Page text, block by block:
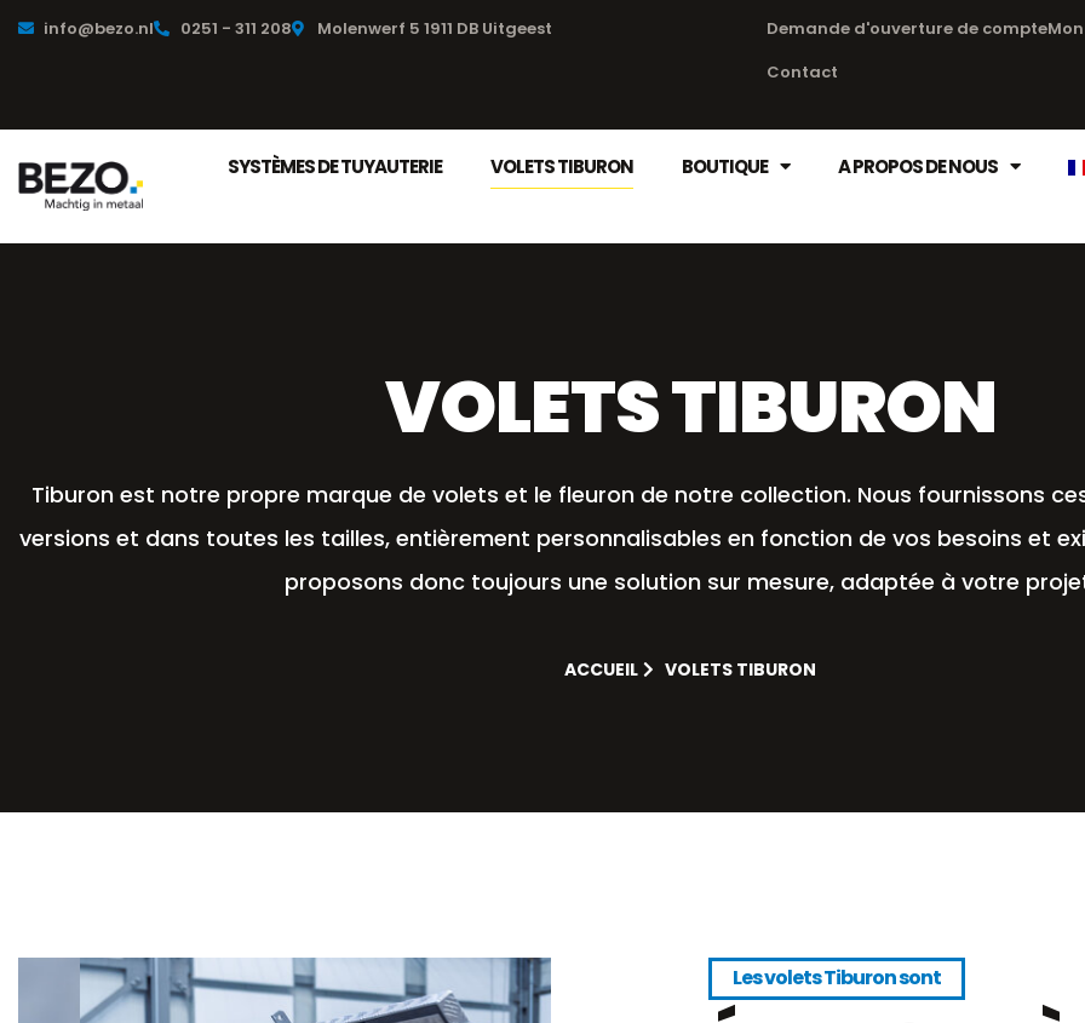
info@bezo.nl 0251 - 311 208 Molenwerf 5 1911 DB Uitgeest Demande d'ouverture de compte
Contact
SYSTÈMES DE TUYAUTERIE VOLETS TIBURON BOUTIQUE A PROPOS DE NOUS
VOLETS TIBURON
Tiburon est notre propre marque de volets et le fleuron de notre collection. Nous fournissons
versions et dans toutes les tailles, entièrement personnalisables en fonction de vos besoins et
proposons donc toujours une solution sur mesure, adaptée à votre
ACCUEIL VOLETS TIBURON
Les volets Tiburon sont